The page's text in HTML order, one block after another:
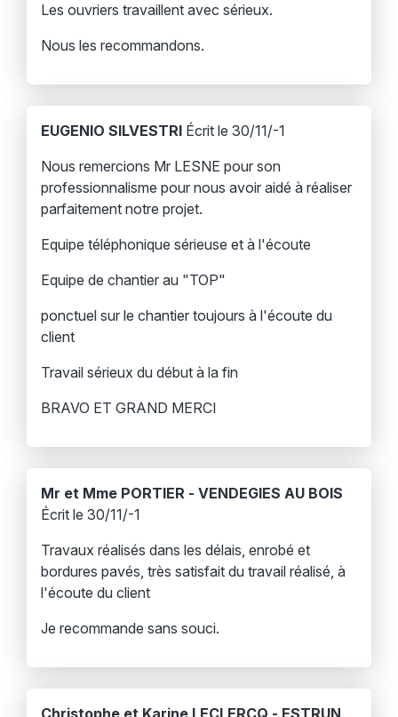
Les ouvriers travaillent avec sérieux.
Nous les recommandons.
EUGENIO SILVESTRI Écrit le 30/11/-1
Nous remercions Mr LESNE pour son
professionnalisme pour nous avoir aidé à réaliser
parfaitement notre projet.
Equipe téléphonique sérieuse et à l'écoute
Equipe de chantier au "TOP"
ponctuel sur le chantier toujours à l'écoute du
client
Travail sérieux du début à la fin
BRAVO ET GRAND MERCI
Mr et Mme PORTIER - VENDEGIES AU BOIS
Écrit le 30/11/-1
Travaux réalisés dans les délais, enrobé et
bordures pavés, très satisfait du travail réalisé, à
l'écoute du client
Je recommande sans souci.